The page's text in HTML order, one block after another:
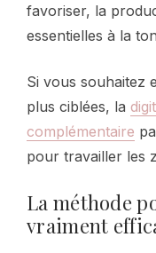
favoriser, la
essentielles à la
Si vous souhaitez
plus ciblées, la
complémentaire
pour travailler les
La méthode
vraiment